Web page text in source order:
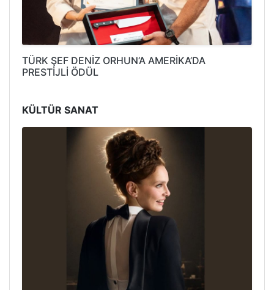
TÜRK ŞEF DENİZ ORHUN’A AMERİKA’DA
PRESTİJLİ ÖDÜL
KÜLTÜR SANAT